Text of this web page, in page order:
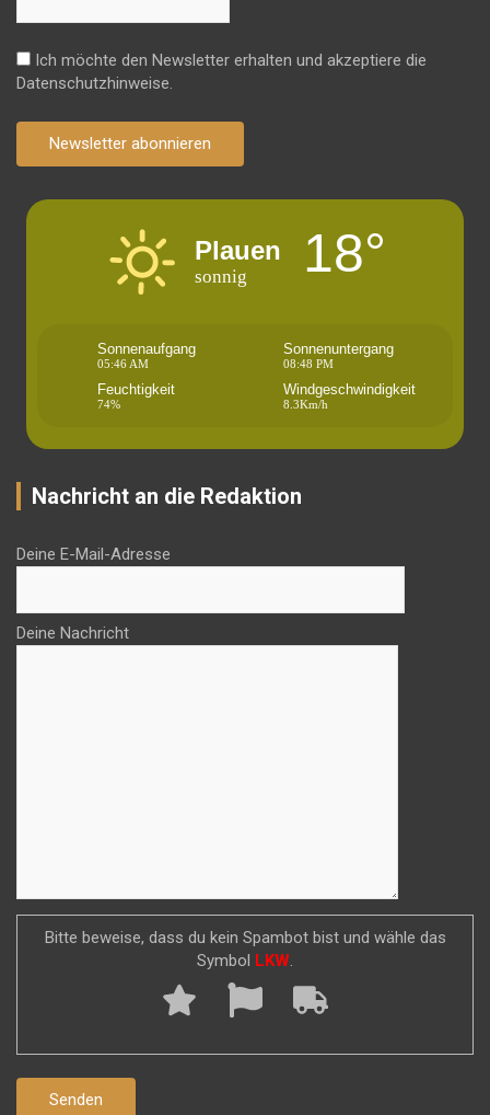
Ich möchte den Newsletter erhalten und akzeptiere die
Datenschutzhinweise.
Newsletter abonnieren
Plauen
sonnig 18°
Sonnenaufgang
05:46 AM
Sonnenuntergang
08:48 PM
Feuchtigkeit
74%
Windgeschwindigkeit
8.3Km/h
Nachricht an die Redaktion
Deine E-Mail-Adresse
Deine Nachricht
Bitte beweise, dass du kein Spambot bist und wähle das
Symbol LKW.